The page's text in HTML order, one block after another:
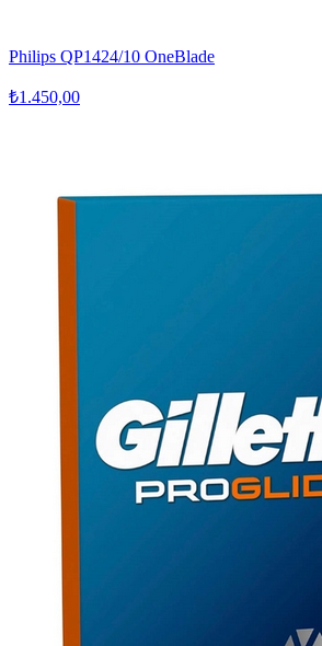
Philips QP1424/10 OneBlade
₺1.450,00